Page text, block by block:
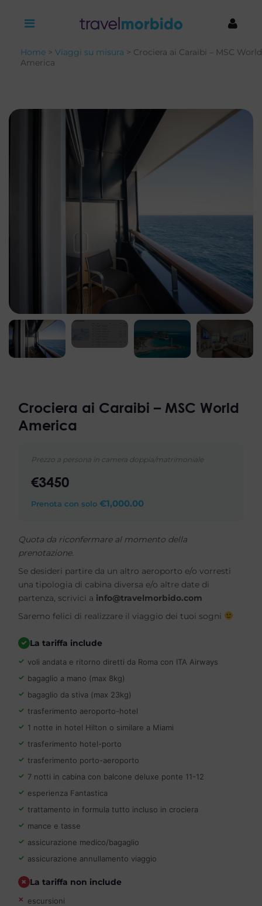
Home > Viaggi su misura > Crociera ai Caraibi – MSC World
America
Crociera ai Caraibi – MSC World
America
Prezzo a persona in camera doppia/matrimoniale
€3450
Prenota con solo €1,000.00
Quota da riconfermare al momento della
prenotazione.
Se desideri partire da un altro aeroporto e/o vorresti
una tipologia di cabina diversa e/o altre date di
partenza, scrivici a info@travelmorbido.com
Saremo felici di realizzare il viaggio dei tuoi sogni
La tariffa include
voli andata e ritorno diretti da Roma con ITA Airways
bagaglio a mano (max 8kg)
bagaglio da stiva (max 23kg)
trasferimento aeroporto-hotel
1 notte in hotel Hilton o similare a Miami
trasferimento hotel-porto
trasferimento porto-aeroporto
7 notti in cabina con balcone deluxe ponte 11-12
esperienza Fantastica
trattamento in formula tutto incluso in crociera
mance e tasse
assicurazione medico/bagaglio
assicurazione annullamento viaggio
La tariffa non include
escursioni
Cognome
Inserisci una data e un orario e ci metteremo in contatto con te
Cognome
Numero di telefono
Prenota una chiamata
Inserisci una data e ci metteremo in contatto
Invia